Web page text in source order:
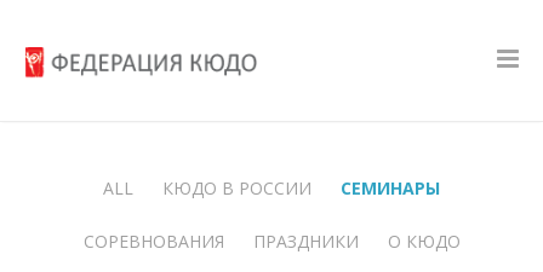
ALL КЮДО В РОССИИ СЕМИНАРЫ
СОРЕВНОВАНИЯ ПРАЗДНИКИ О КЮДО